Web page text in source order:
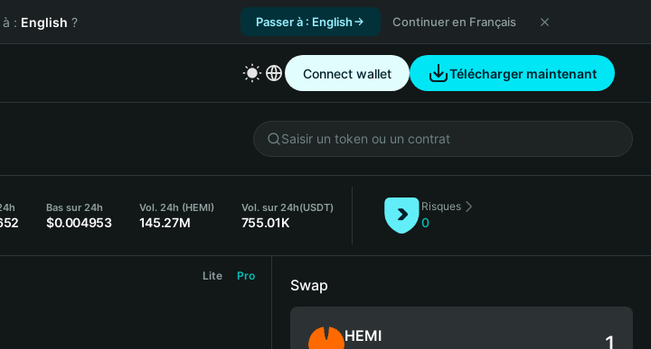
: English ? Passer à : English Continuer en Français
Connect wallet Télécharger maintenant
Bas sur 24h
$0.004953
Vol. 24h (HEMI)
145.27M
Vol. sur 24h(USDT)
755.01K
Risques
0
Lite Pro
Swap
HEMI